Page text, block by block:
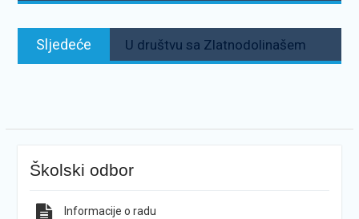
Sljedeće Sljedeće:
U društvu sa Zlatnodolinašem
Školski odbor
Informacije o radu